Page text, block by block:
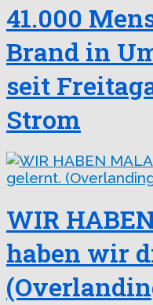
41.000
Brand in
seit
Strom
WIR
haben wir